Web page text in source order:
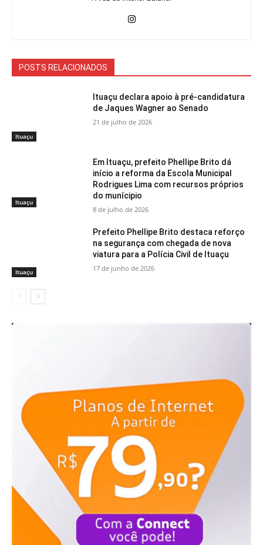
POSTS RELACIONADOS
Ituaçu
Ituaçu declara apoio à pré-candidatura
de Jaques Wagner ao Senado
21 de julho de 2026
Ituaçu
Em Ituaçu, prefeito Phellipe Brito dá
início a reforma da Escola Municipal
Rodrigues Lima com recursos próprios
do munícipio
8 de julho de 2026
Ituaçu
Prefeito Phellipe Brito destaca reforço
na segurança com chegada de nova
viatura para a Polícia Civil de Ituaçu
17 de junho de 2026